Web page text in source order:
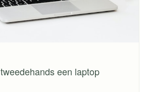
een laptop